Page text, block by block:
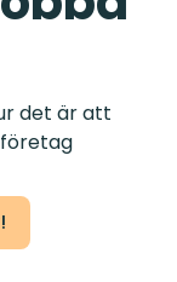
det är att